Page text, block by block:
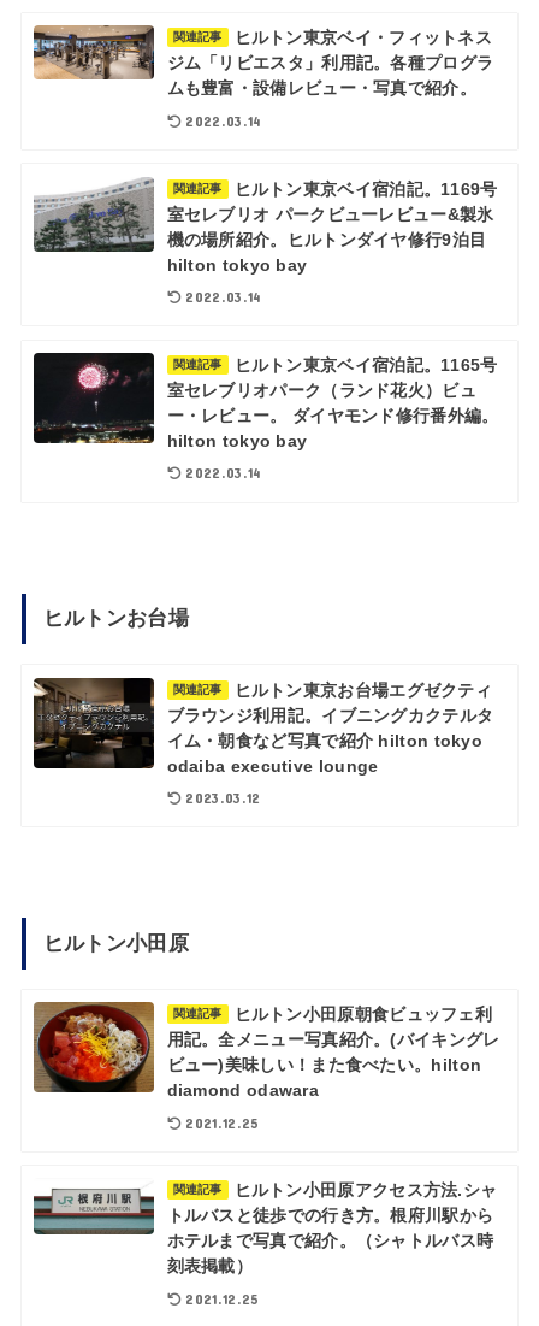
関連記事
ヒルトン東京ベイ・フィットネス
ジム「リビエスタ」利用記。各種プログラ
ムも豊富・設備レビュー・写真で紹介。
2022.03.14
関連記事
ヒルトン東京ベイ宿泊記。1169号
室セレブリオ パークビューレビュー&製氷
機の場所紹介。ヒルトンダイヤ修行9泊目
hilton tokyo bay
2022.03.14
関連記事
ヒルトン東京ベイ宿泊記。1165号
室セレブリオパーク（ランド花火）ビュ
ー・レビュー。 ダイヤモンド修行番外編。
hilton tokyo bay
2022.03.14
ヒルトンお台場
関連記事
ヒルトン東京お台場エグゼクティ
ブラウンジ利用記。イブニングカクテルタ
イム・朝食など写真で紹介 hilton tokyo
odaiba executive lounge
2023.03.12
ヒルトン小田原
関連記事
ヒルトン小田原朝食ビュッフェ利
用記。全メニュー写真紹介。(バイキングレ
ビュー)美味しい！また食べたい。hilton
diamond odawara
2021.12.25
関連記事
ヒルトン小田原アクセス方法.シャ
トルバスと徒歩での行き方。根府川駅から
ホテルまで写真で紹介。（シャトルバス時
刻表掲載）
2021.12.25